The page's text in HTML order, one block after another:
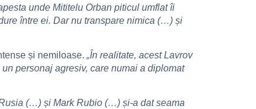
unde Mititelu Orban piticul umflat îi
între ei. Dar nu transpare nimica (…) și
și nemiloase. „În realitate, acest Lavrov
personaj agresiv, care numai a diplomat
(…) și Mark Rubio (…) și-a dat seama